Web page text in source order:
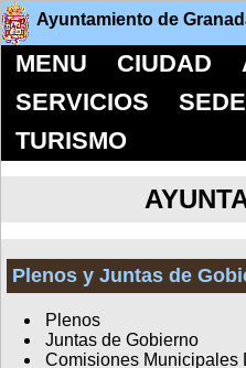
Ayuntamiento de
MENU CIUDAD
SERVICIOS
TURISMO
Plenos y Juntas de
Plenos
Juntas de Gobierno
Comisiones Municipales